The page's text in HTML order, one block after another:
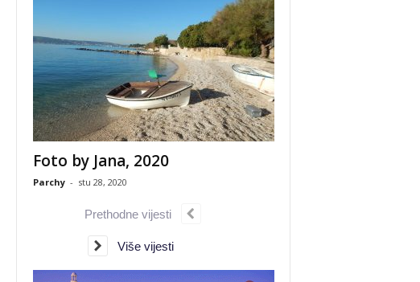
Foto by Jana, 2020
Parchy - stu 28, 2020
Prethodne vijesti
Više vijesti